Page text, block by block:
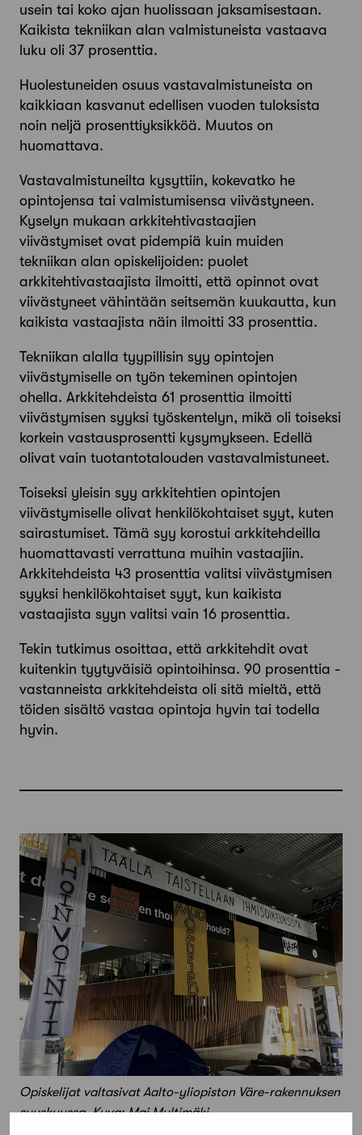
usein tai koko ajan huolissaan jaksamisestaan.
Kaikista tekniikan alan valmistuneista vastaava
luku oli 37 prosenttia.
Huolestuneiden osuus vastavalmistuneista on
kaikkiaan kasvanut edellisen vuoden tuloksista
noin neljä prosenttiyksikköä. Muutos on
huomattava.
Vastavalmistuneilta kysyttiin, kokevatko he
opinto­jensa tai valmistumisensa viivästyneen.
Kyselyn mukaan arkkitehtivastaajien
viivästymiset ovat pidempiä kuin muiden
tekniikan alan opiskelijoiden: puolet
arkkitehtivastaajista ilmoitti, että opinnot ovat
viivästyneet vähintään seitsemän kuukautta, kun
kaikista vastaajista näin ilmoitti 33 ­prosenttia.
Tekniikan alalla tyypillisin syy opintojen
viivästymiselle on työn tekeminen opintojen
ohella. Arkkitehdeista 61 prosenttia ilmoitti
viivästymisen syyksi työskentelyn, mikä oli toiseksi
korkein vastausprosentti kysymykseen. Edellä
olivat vain tuotantotalouden vastavalmistuneet.
Toiseksi yleisin syy arkkitehtien opintojen
viivästymiselle olivat henkilökohtaiset syyt, kuten
sairastumiset. Tämä syy korostui arkkitehdeilla
huomattavasti verrattuna muihin vastaajiin.
Arkkitehdeista 43 prosenttia valitsi viivästymisen
syyksi henkilökohtaiset syyt, kun kaikista
vastaajista syyn valitsi vain 16 ­prosenttia.
Tekin tutkimus osoittaa, että arkkitehdit ovat
kuitenkin tyytyväisiä opintoihinsa. 90 prosenttia ­
vastanneista arkkitehdeista oli sitä mieltä, että
töiden sisältö vastaa opintoja hyvin tai todella
hyvin.
Opiskelijat valtasivat Aalto-yliopiston Väre-rakennuksen
syyskuussa. Kuva: Mai Multimäki